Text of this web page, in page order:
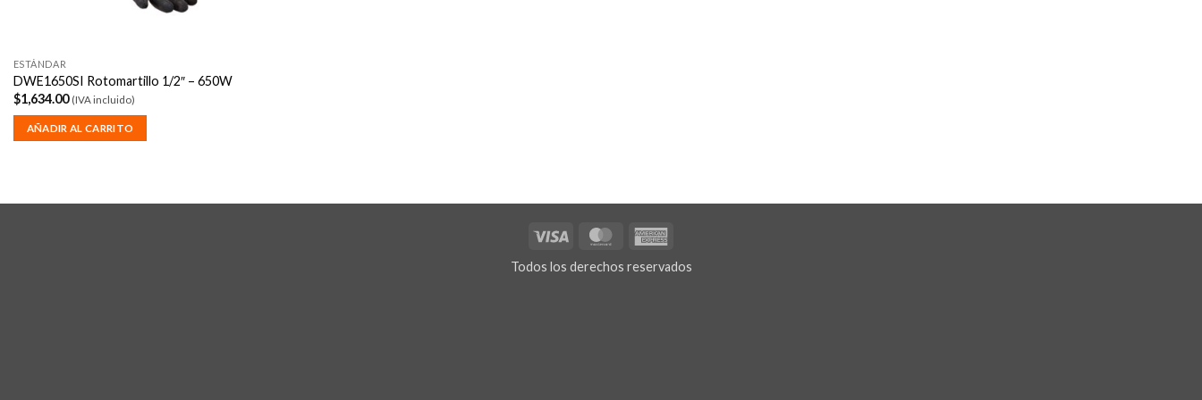
ESTÁNDAR
DWE1650SI Rotomartillo 1/2″ – 650W
$1,634.00 (IVA incluido)
AÑADIR AL CARRITO
Visa MasterCard
Todos los derechos reservados